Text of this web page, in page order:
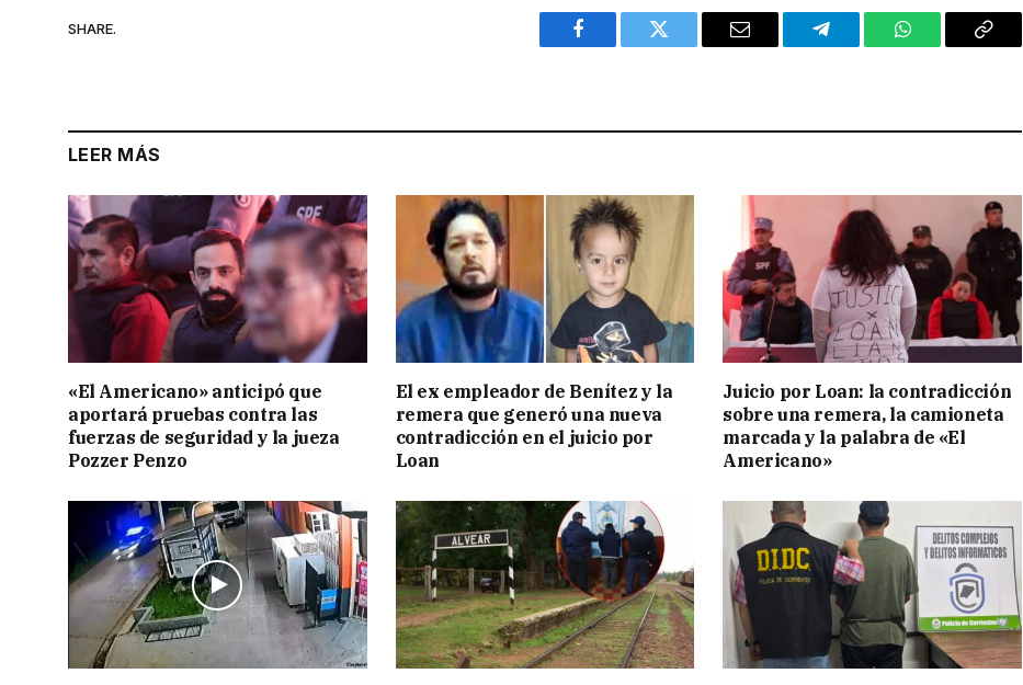
SHARE.
Facebook Twitter Email Telegram WhatsAppCopy
LEER MÁS
«El Americano» anticipó que
aportará pruebas contra las
fuerzas de seguridad y la jueza
Pozzer Penzo
El ex empleador de Benítez y la
remera que generó una nueva
contradicción en el juicio por
Loan
Juicio por Loan: la contradicción
sobre una remera, la camioneta
marcada y la palabra de «El
Americano»